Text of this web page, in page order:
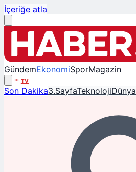
İçeriğe atla
GündemEkonomiSporMagazin
TV
Son Dakika3.SayfaTeknolojiDünya